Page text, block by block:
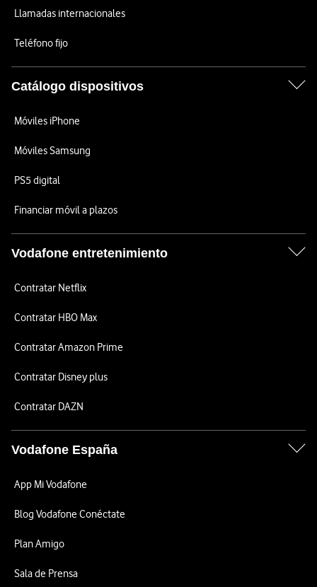
Llamadas internacionales
Teléfono fijo
Catálogo dispositivos
Móviles iPhone
Móviles Samsung
PS5 digital
Financiar móvil a plazos
Vodafone entretenimiento
Contratar Netflix
Contratar HBO Max
Contratar Amazon Prime
Contratar Disney plus
Contratar DAZN
Vodafone España
App Mi Vodafone
Blog Vodafone Conéctate
Plan Amigo
Sala de Prensa